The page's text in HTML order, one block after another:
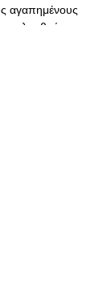
αγαπημένους
ακολουθούν....